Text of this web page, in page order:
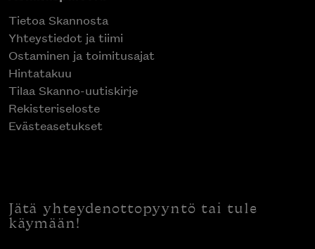
Tietoa Skannosta
Yhteystiedot ja tiimi
Ostaminen ja toimitusajat
Hintatakuu
Tilaa Skanno-uutiskirje
Rekisteriseloste
Evästeasetukset
Jätä yhteydenottopyyntö tai tule
käymään!